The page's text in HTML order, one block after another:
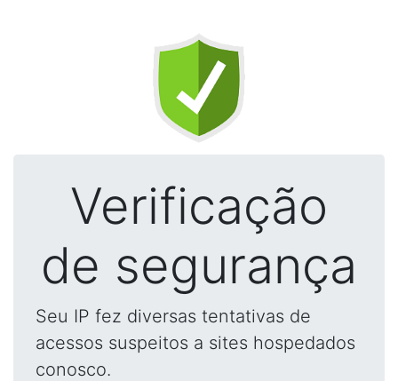
Verificação
de segurança
Seu IP fez diversas tentativas de
acessos suspeitos a sites hospedados
conosco.